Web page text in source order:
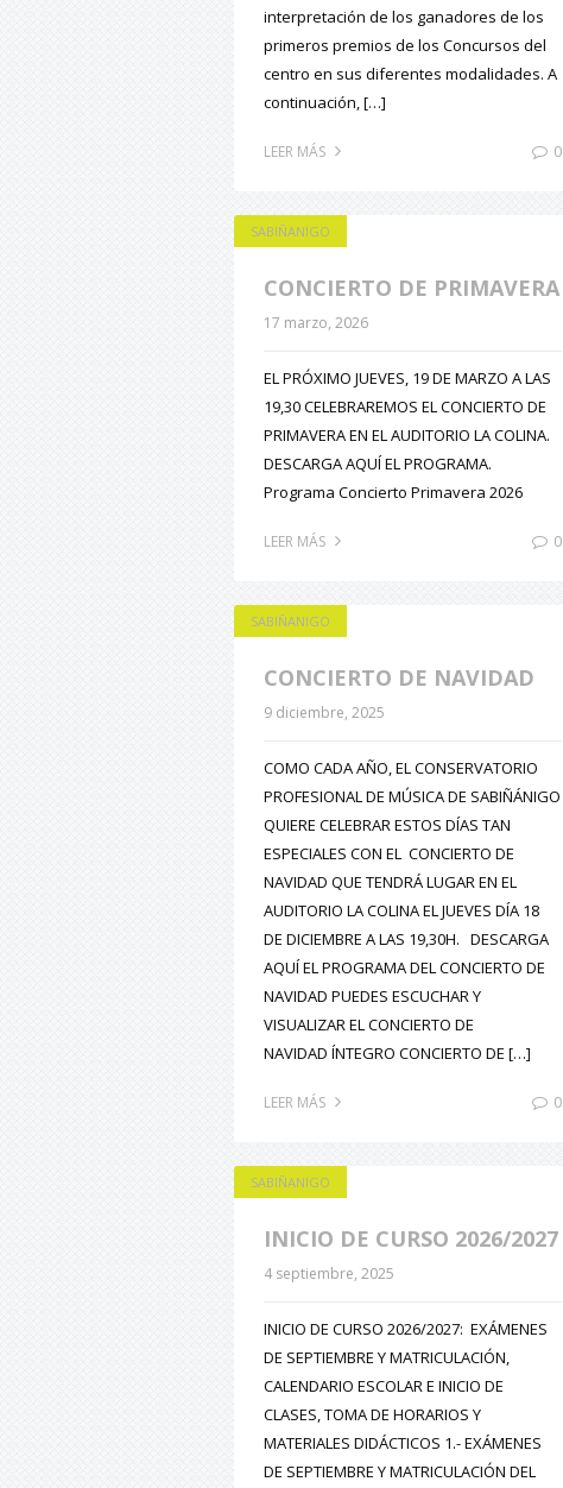
interpretación de los ganadores de los
primeros premios de los Concursos del
centro en sus diferentes modalidades. A
continuación, […]
LEER MÁS 0
SABIÑANIGO
CONCIERTO DE PRIMAVERA
17 marzo, 2026
EL PRÓXIMO JUEVES, 19 DE MARZO A LAS
19,30 CELEBRAREMOS EL CONCIERTO DE
PRIMAVERA EN EL AUDITORIO LA COLINA.
DESCARGA AQUÍ EL PROGRAMA.
Programa Concierto Primavera 2026
LEER MÁS 0
SABIÑANIGO
CONCIERTO DE NAVIDAD
9 diciembre, 2025
COMO CADA AÑO, EL CONSERVATORIO
PROFESIONAL DE MÚSICA DE SABIÑÁNIGO
QUIERE CELEBRAR ESTOS DÍAS TAN
ESPECIALES CON EL CONCIERTO DE
NAVIDAD QUE TENDRÁ LUGAR EN EL
AUDITORIO LA COLINA EL JUEVES DÍA 18
DE DICIEMBRE A LAS 19,30H. DESCARGA
AQUÍ EL PROGRAMA DEL CONCIERTO DE
NAVIDAD PUEDES ESCUCHAR Y
VISUALIZAR EL CONCIERTO DE
NAVIDAD ÍNTEGRO CONCIERTO DE […]
LEER MÁS 0
SABIÑANIGO
INICIO DE CURSO 2026/2027
4 septiembre, 2025
INICIO DE CURSO 2026/2027: EXÁMENES
DE SEPTIEMBRE Y MATRICULACIÓN,
CALENDARIO ESCOLAR E INICIO DE
CLASES, TOMA DE HORARIOS Y
MATERIALES DIDÁCTICOS 1.- EXÁMENES
DE SEPTIEMBRE Y MATRICULACIÓN DEL